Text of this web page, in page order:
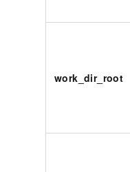
work_dir_root